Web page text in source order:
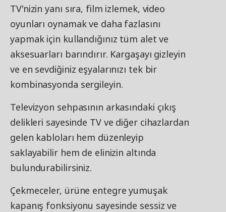
TV'nizin yanı sıra, film izlemek, video
oyunları oynamak ve daha fazlasını
yapmak için kullandığınız tüm alet ve
aksesuarları barındırır. Kargaşayı gizleyin
ve en sevdiğiniz eşyalarınızı tek bir
kombinasyonda sergileyin.
Televizyon sehpasının arkasındaki çıkış
delikleri sayesinde TV ve diğer cihazlardan
gelen kabloları hem düzenleyip
saklayabilir hem de elinizin altında
bulundurabilirsiniz.
Çekmeceler, ürüne entegre yumuşak
kapanış fonksiyonu sayesinde sessiz ve